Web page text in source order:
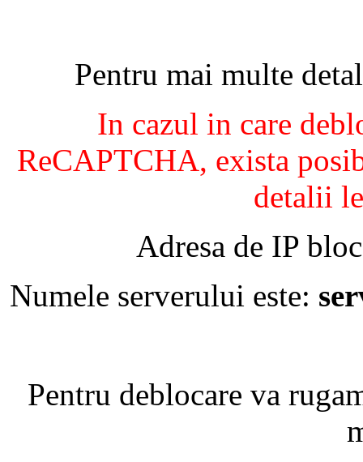
Pentru mai multe
In cazul in care
ReCAPTCHA, exista
detalii
Adresa de IP
Numele serverului este:
Pentru deblocare va